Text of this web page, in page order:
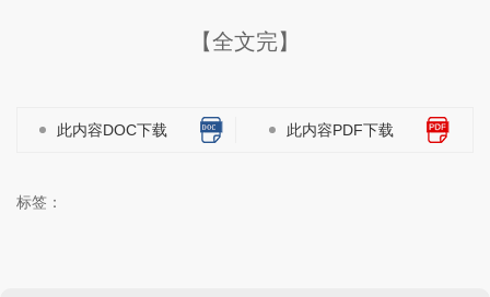
【全文完】
此内容DOC下载 此内容PDF下载
标签：